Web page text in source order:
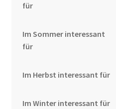
für
Im Sommer interessant
für
Im Herbst interessant für
Im Winter interessant für